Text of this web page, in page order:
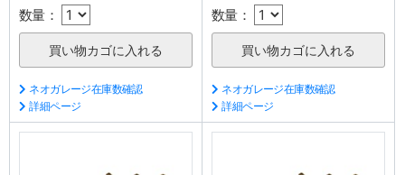
数量：
ネオガレージ在庫数確認
詳細ページ
数量：
ネオガレージ在庫数確認
詳細ページ